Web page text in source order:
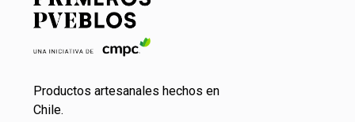
Productos artesanales hechos en
Chile.